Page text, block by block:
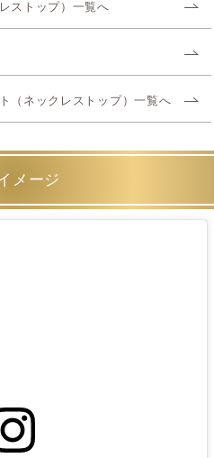
ストップ）一覧へ
（ネックレストップ）一覧へ
メージ